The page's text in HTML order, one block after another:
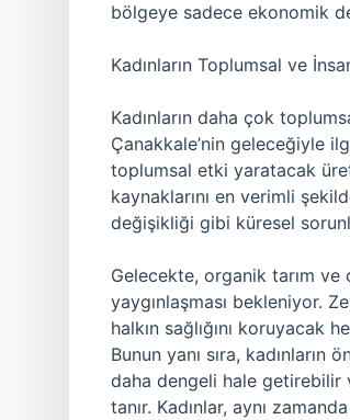
bölgeye sadece ekonomik
Kadınların Toplumsal ve
Kadınların daha çok
Çanakkale’nin geleceğiyle
toplumsal etki yaratacak
kaynaklarını en verimli
değişikliği gibi küresel
Gelecekte, organik tarım
yaygınlaşması bekleniyor.
halkın sağlığını koruyacak
Bunun yanı sıra,
daha dengeli hale getirebilir
tanır. Kadınlar, aynı